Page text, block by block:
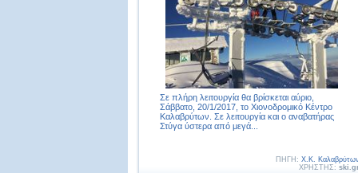
Σε πλήρη λειτουργία θα βρίσκεται αύριο,
Σάββατο, 20/1/2017, το Χιονοδρομικό Κέντρο
Καλαβρύτων. Σε λειτουργία και ο αναβατήρας
Στύγα ύστερα από μεγά...
ΠΗΓΗ: Χ.Κ.
ΧΡΗΣΤΗΣ: